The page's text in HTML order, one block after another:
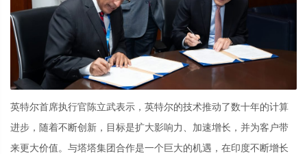
英特尔首席执行官陈立武表示，英特尔的技术推动了数十年的计算
进步，随着不断创新，目标是扩大影响力、加速增长，并为客户带
来更大价值。与塔塔集团合作是一个巨大的机遇，在印度不断增长